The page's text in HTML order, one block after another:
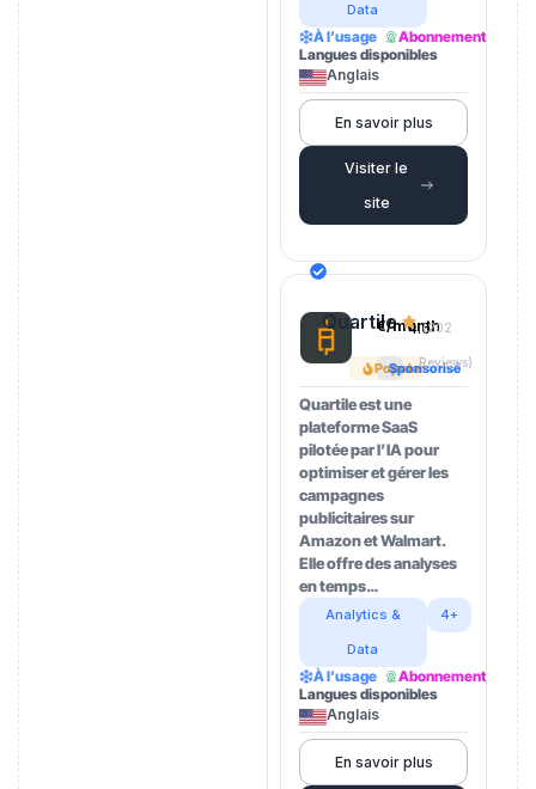
Data
À l’usage
Abonnement
Langues disponibles
Anglais
En savoir plus
Visiter le
site
Quartile
Popular
Sponsorisé
€/month
4.5(202
Reviews)
Quartile est une
plateforme SaaS
pilotée par l’IA pour
optimiser et gérer les
campagnes
publicitaires sur
Amazon et Walmart.
Elle offre des analyses
en temps…
Analytics &
Data
4+
À l’usage
Abonnement
Langues disponibles
Anglais
En savoir plus